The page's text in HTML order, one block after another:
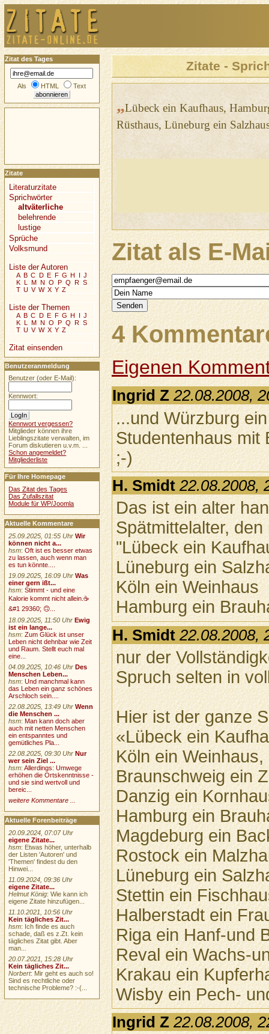
Zitate -
„Lübeck ein Kaufhaus,
Rüsthaus, Lüneburg ein
Zitat als E-
4
Eigenen
Ingrid Z 22.08.2008,
...und Würzburg
Studentenhaus mit
;-)
H. Smidt 22.08.2008,
Das ist ein alter
Spätmittelalter,
"Lübeck ein
Lüneburg ein
Köln ein Weinhaus
Hamburg ein
H. Smidt 22.08.2008,
nur der
Spruch selten in
Hier ist der ganze
«Lübeck ein
Köln ein Weinhaus,
Braunschweig ein
Danzig ein
Hamburg ein
Magdeburg ein
Rostock ein
Lüneburg ein
Stettin ein
Halberstadt ein
Riga ein Hanf-und
Reval ein Wachs-
Krakau ein
Wisby ein Pech-
Ingrid Z 22.08.2008,
Zitat des Tages
Als HTML Text
Zitate
Literaturzitate
Sprichwörter
altväterliche
belehrende
lustige
Sprüche
Volksmund
Liste der Autoren
A B C D E F G H I J
K L M N O P Q R S
T U V W X Y Z
Liste der Themen
A B C D E F G H I J
K L M N O P Q R S
T U V W X Y Z
Zitat einsenden
Benutzeranmeldung
Benutzer (oder E-Mail):
Kennwort:
Kennwort vergessen?
Mitglieder können ihre
Lieblingszitate verwalten, im
Forum diskutieren u.v.m. ...
Schon angemeldet?
Mitgliederliste
Für Ihre Homepage
Das Zitat des Tages
Das Zufallszitat
Module für WP/Joomla
Aktuelle Kommentare
25.09.2025, 01:55 Uhr Wir
können nicht a...
hsm:Oft ist es besser etwas
zu lassen, auch wenn man
es tun könnte....
19.09.2025, 16:09 Uhr Was
einer gern ißt...
hsm:Stimmt - und eine
Kalorie kommt nicht allein.☕
&#1 29360; 🙃...
18.09.2025, 11:50 Uhr Ewig
ist ein lange...
hsm:Zum Glück ist unser
Leben nicht dehnbar wie Zeit
und Raum. Stellt euch mal
eine...
04.09.2025, 10:46 Uhr Des
Menschen Leben...
hsm:Und manchmal kann
das Leben ein ganz schönes
Arschloch sein....
22.08.2025, 13:49 Uhr Wenn
die Menschen ...
hsm:Man kann doch aber
auch mit netten Menschen
ein entspanntes und
gemütliches Pla...
22.08.2025, 09:30 Uhr Nur
wer sein Ziel ...
hsm:Allerdings: Umwege
erhöhen die Ortskenntnisse -
und sie sind wertvoll und
bereic...
weitere Kommentare ...
Aktuelle Forenbeiträge
20.09.2024, 07:07 Uhr
eigene Zitate...
hsm: Etwas höher, unterhalb
der Listen 'Autoren' und
'Themen' findest du den
Hinwei...
11.09.2024, 09:36 Uhr
eigene Zitate...
Helmut König: Wie kann ich
eigene Zitate hinzufügen...
11.10.2021, 10:56 Uhr
Kein tägliches Zit...
hsm: Ich finde es auch
schade, daß es z.Zt. kein
tägliches Zitat gibt. Aber
man...
20.07.2021, 15:28 Uhr
Kein tägliches Zit...
Norbert: Mir geht es auch so!
Sind es rechtliche oder
technische Probleme? :-(...